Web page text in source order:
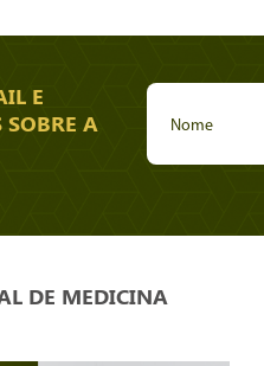
E
SOBRE A
DE MEDICINA